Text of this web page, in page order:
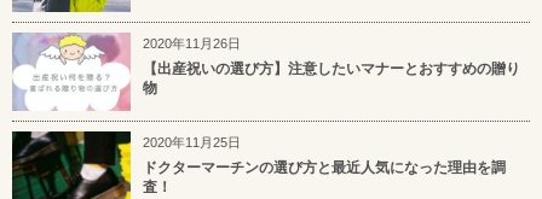
2020年11月26日
【出産祝いの選び方】注意したいマナーとおすすめの贈り
物
2020年11月25日
ドクターマーチンの選び方と最近人気になった理由を調
査！